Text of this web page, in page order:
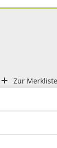
Zur